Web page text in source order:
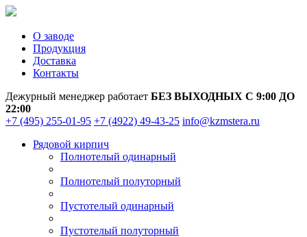
О заводе
Продукция
Доставка
Контакты
Дежурный менеджер работает БЕЗ ВЫХОДНЫХ С 9:00 ДО
22:00
+7 (495) 255-01-95 +7 (4922) 49-43-25 info@kzmstera.ru
Рядовой кирпич
Полнотелый одинарный
Полнотелый полуторный
Пустотелый одинарный
Пустотелый полуторный